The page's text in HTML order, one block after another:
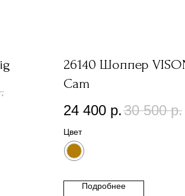
26140 Шоппер
Cam
24 400 р.30 500 р.
Цвет
Подробнее